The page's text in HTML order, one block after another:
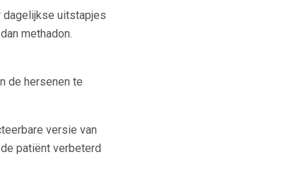
dagelijkse uitstapjes
methadon.
de hersenen te
versie van
patiënt verbeterd